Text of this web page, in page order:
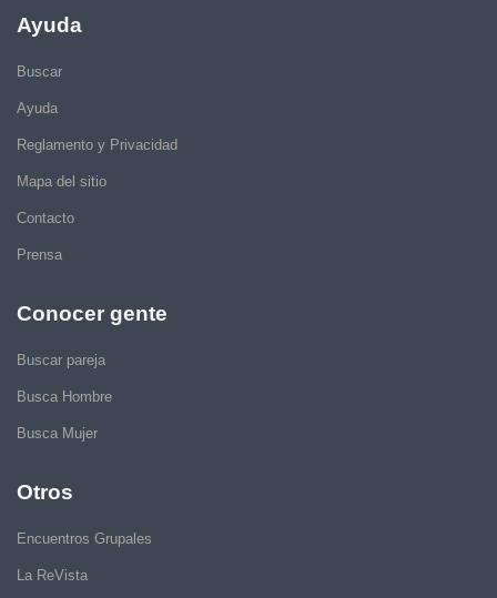
Ayuda
Buscar
Ayuda
Reglamento y Privacidad
Mapa del sitio
Contacto
Prensa
Conocer gente
Buscar pareja
Busca Hombre
Busca Mujer
Otros
Encuentros Grupales
La ReVista